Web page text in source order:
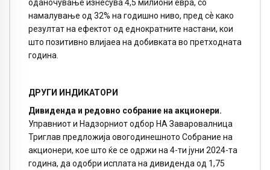
оданочување изнесува 4,5 милиони евра, со
намалување од 32% на годишно ниво, пред сѐ како
резултат на ефектот од еднократните настани, кои
што позитивно влијаеа на добивката во претходната
година.
ДРУГИ ИНДИКАТОРИ
Дивиденда и редовно собрание на акционери.
Управниот и Надзорниот одбор НА Заваровалница
Триглав предложија овогодинешното Собрание на
акционери, кое што ќе се одржи на 4-ти јуни 2024-та
година, да одобри исплата на дивиденда од 1,75